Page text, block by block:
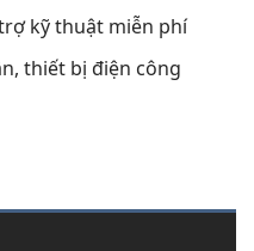
kỹ thuật miễn phí
thiết bị điện công